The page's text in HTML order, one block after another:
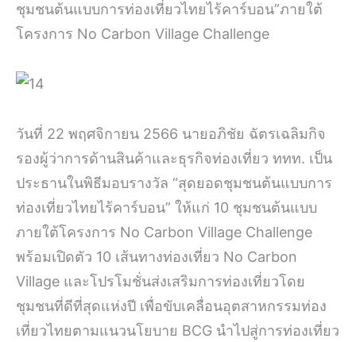
ชุมชนต้นแบบการท่องเที่ยวไทยไร้คาร์บอน”ภายใต้
โครงการ No Carbon Village Challenge
วันที่ 22 พฤศจิกายน 2566 นายอภิชัย ฉัตรเฉลิมกิจ
รองผู้ว่าการด้านสินค้าและธุรกิจท่องเที่ยว ททท. เป็น
ประธานในพิธีมอบรางวัล “สุดยอดชุมชนต้นแบบการ
ท่องเที่ยวไทยไร้คาร์บอน” ให้แก่ 10 ชุมชนต้นแบบ
ภายใต้โครงการ No Carbon Village Challenge
พร้อมเปิดตัว 10 เส้นทางท่องเที่ยว No Carbon
Village และโปรโมชั่นส่งเสริมการท่องเที่ยวโดย
ชุมชนที่ดีที่สุดแห่งปี เพื่อขับเคลื่อนอุตสาหกรรมท่อง
เที่ยวไทยตามแนวนโยบาย BCG นำไปสู่การท่องเที่ยว